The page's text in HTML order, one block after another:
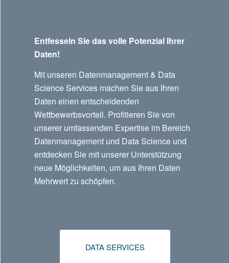
Entfesseln Sie das volle Potenzial Ihrer
Daten!
Mit unseren Datenmanagement & Data
Science Services machen Sie aus Ihren
Daten einen entscheidenden
Wettbewerbsvorteil. Profitieren Sie von
unserer umfassenden Expertise im Bereich
Datenmanagement und Data Science und
entdecken Sie mit unserer Unterstützung
neue Möglichkeiten, um aus Ihren Daten
Mehrwert zu schöpfen.
DATA SERVICES